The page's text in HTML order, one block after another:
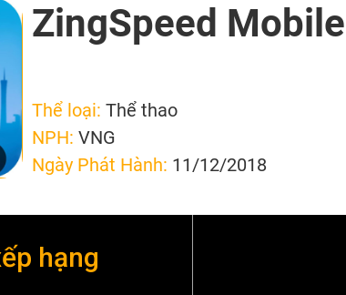
ZingSpeed Mobile
Thể loại:Thể thao
NPH:VNG
Ngày Phát Hành: 11/12/2018
hạng